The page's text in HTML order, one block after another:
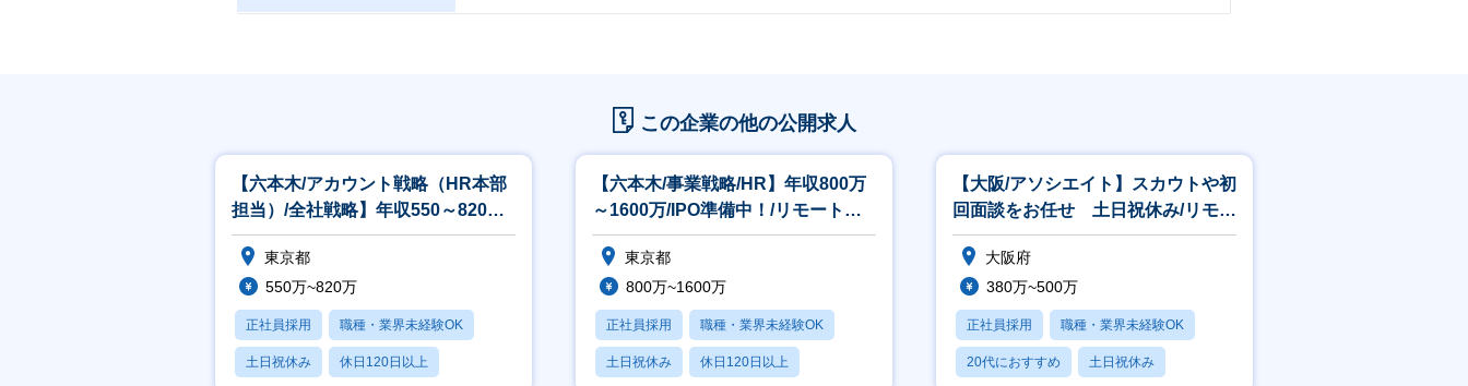
この企業の他の公開求人
【六本木/アカウント戦略（HR本部
担当）/全社戦略】年収550～820万/
リモート・フレックス制度
東京都
550万~820万
正社員採用 職種・業界未経験OK
土日祝休み 休日120日以上
【六本木/事業戦略/HR】年収800万
～1600万/IPO準備中！/リモート・
フレックス制度あり
東京都
800万~1600万
正社員採用 職種・業界未経験OK
土日祝休み 休日120日以上
【大阪/アソシエイト】スカウトや初
回面談をお任せ 土日祝休み/リモー
ト相談可/残業平均20h
大阪府
380万~500万
正社員採用 職種・業界未経験OK
20代におすすめ 土日祝休み